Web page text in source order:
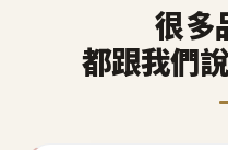
很多
都跟我們